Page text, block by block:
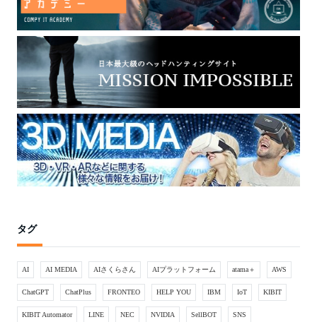
タグ
AI AI MEDIA AIさくらさん AIプラットフォーム atama＋ AWS
ChatGPT ChatPlus FRONTEO HELP YOU IBM IoT KIBIT
KIBIT Automator LINE NEC NVIDIA SellBOT SNS